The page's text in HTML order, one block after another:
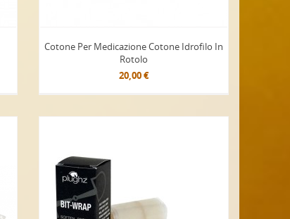
Cotone Per Medicazione Cotone Idrofilo In
Rotolo
20,00 €